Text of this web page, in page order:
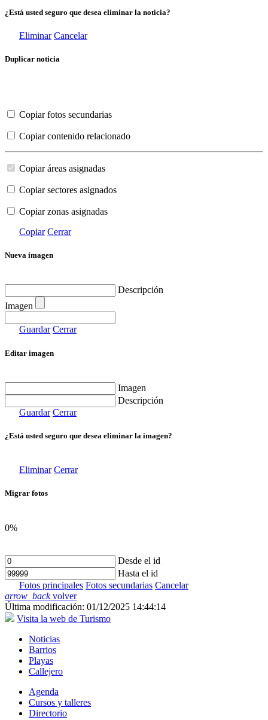
¿Está usted seguro que desea eliminar la noticia?
Eliminar Cancelar
Duplicar noticia
Copiar fotos secundarias
Copiar contenido relacionado
Copiar áreas asignadas
Copiar sectores asignados
Copiar zonas asignadas
Copiar Cerrar
Nueva imagen
Descripción
Imagen
Guardar Cerrar
Editar imagen
Imagen
Descripción
Guardar Cerrar
¿Está usted seguro que desea eliminar la imagen?
Eliminar Cerrar
Migrar fotos
0%
Desde el id
Hasta el id
Fotos principales Fotos secundarias Cancelar
arrow_backvolver
Última modificación: 01/12/2025 14:44:14
Visita la web de Turismo
Noticias
Barrios
Playas
Callejero
Agenda
Cursos y talleres
Directorio